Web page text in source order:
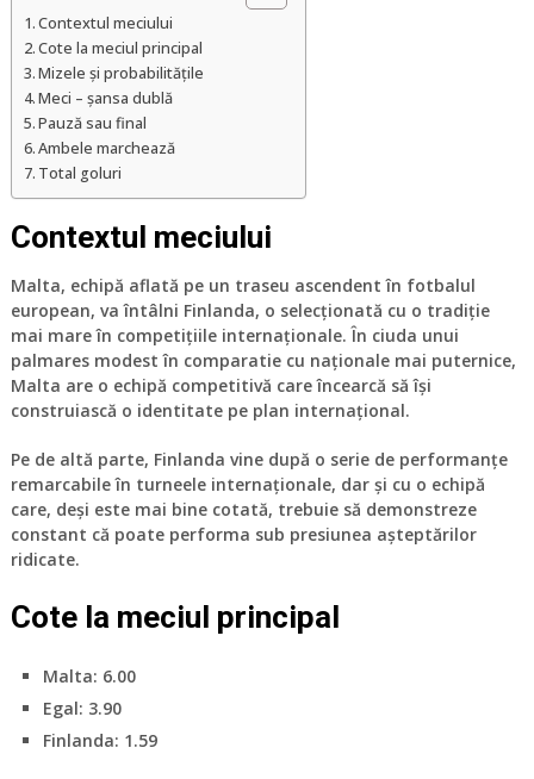
Contextul meciului
Cote la meciul principal
Mizele și probabilitățile
Meci – șansa dublă
Pauză sau final
Ambele marchează
Total goluri
Contextul meciului
Malta, echipă aflată pe un traseu ascendent în fotbalul
european, va întâlni Finlanda, o selecționată cu o tradiție
mai mare în competițiile internaționale. În ciuda unui
palmares modest în comparatie cu naționale mai puternice,
Malta are o echipă competitivă care încearcă să își
construiască o identitate pe plan internațional.
Pe de altă parte, Finlanda vine după o serie de performanțe
remarcabile în turneele internaționale, dar și cu o echipă
care, deși este mai bine cotată, trebuie să demonstreze
constant că poate performa sub presiunea așteptărilor
ridicate.
Cote la meciul principal
Malta: 6.00
Egal: 3.90
Finlanda: 1.59